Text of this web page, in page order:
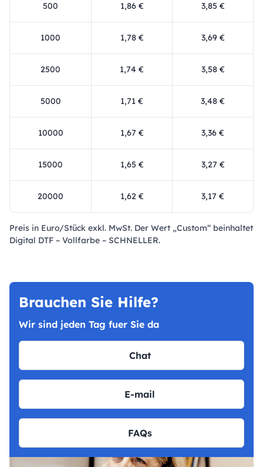
500 1,86 € 3,85 €
1000 1,78 € 3,69 €
2500 1,74 € 3,58 €
5000 1,71 € 3,48 €
10000 1,67 € 3,36 €
15000 1,65 € 3,27 €
20000 1,62 € 3,17 €
Preis in Euro/Stück exkl. MwSt. Der Wert „Custom“ beinhaltet
Digital DTF – Vollfarbe – SCHNELLER.
Brauchen Sie Hilfe?
Wir sind jeden Tag fuer Sie da
Chat
E-mail
FAQs